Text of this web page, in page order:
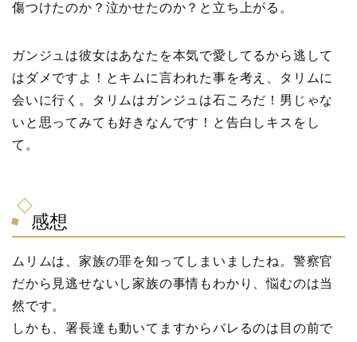
傷つけたのか？泣かせたのか？と立ち上がる。
ガンジュは彼女はあなたを本気で愛してるから逃して
はダメですよ！とキムに言われた事を考え、タリムに
会いに行く。タリムはガンジュは石ころだ！男じゃな
いと思ってみても好きなんです！と告白しキスをし
て。
感想
ムリムは、家族の罪を知ってしまいましたね。警察官
だから見逃せないし家族の事情もわかり、悩むのは当
然です。
しかも、署長達も動いてますからバレるのは目の前で